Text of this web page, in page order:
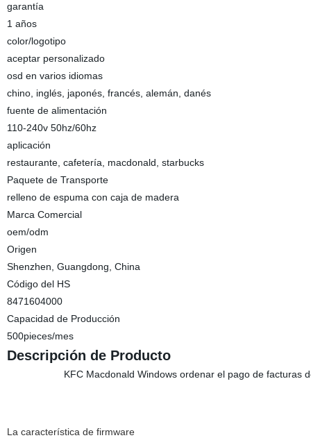
garantía
1 años
color/logotipo
aceptar personalizado
osd en varios idiomas
chino, inglés, japonés, francés, alemán, danés
fuente de alimentación
110-240v 50hz/60hz
aplicación
restaurante, cafetería, macdonald, starbucks
Paquete de Transporte
relleno de espuma con caja de madera
Marca Comercial
oem/odm
Origen
Shenzhen, Guangdong, China
Código del HS
8471604000
Capacidad de Producción
500pieces/mes
Descripción de Producto
KFC Macdonald Windows ordenar el pago de facturas
La característica de firmware